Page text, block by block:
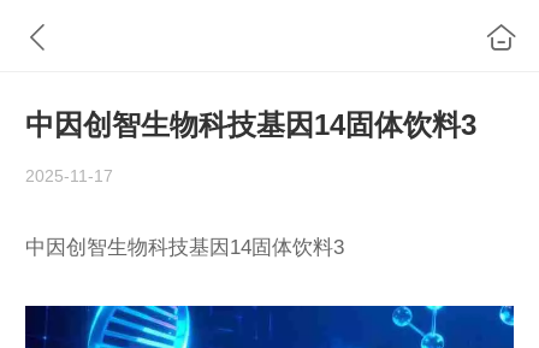
中因创智生物科技基因14固体饮料3
2025-11-17
中因创智生物科技基因14固体饮料3